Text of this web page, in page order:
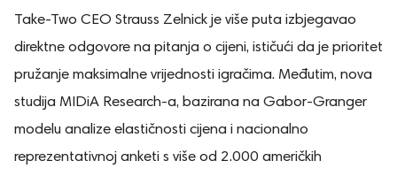
Take-Two CEO Strauss Zelnick je više puta izbjegavao
direktne odgovore na pitanja o cijeni, ističući da je prioritet
pružanje maksimalne vrijednosti igračima. Međutim, nova
studija MIDiA Research-a, bazirana na Gabor-Granger
modelu analize elastičnosti cijena i nacionalno
reprezentativnoj anketi s više od 2.000 američkih